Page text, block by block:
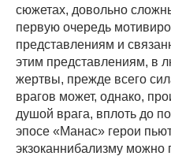
сюжетах, довольно
первую очередь
представлениям и
этим представлениям, в
жертвы, прежде всего
врагов может, однако,
душой врага, вплоть до
эпосе «Манас» герои
экзоканнибализму можно